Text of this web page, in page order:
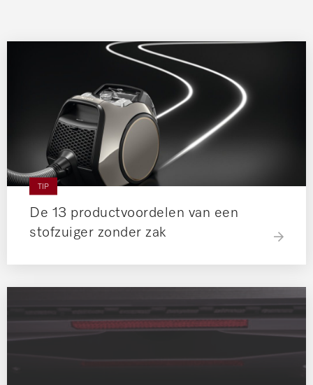
TIP
De 13 productvoordelen van een
stofzuiger zonder zak